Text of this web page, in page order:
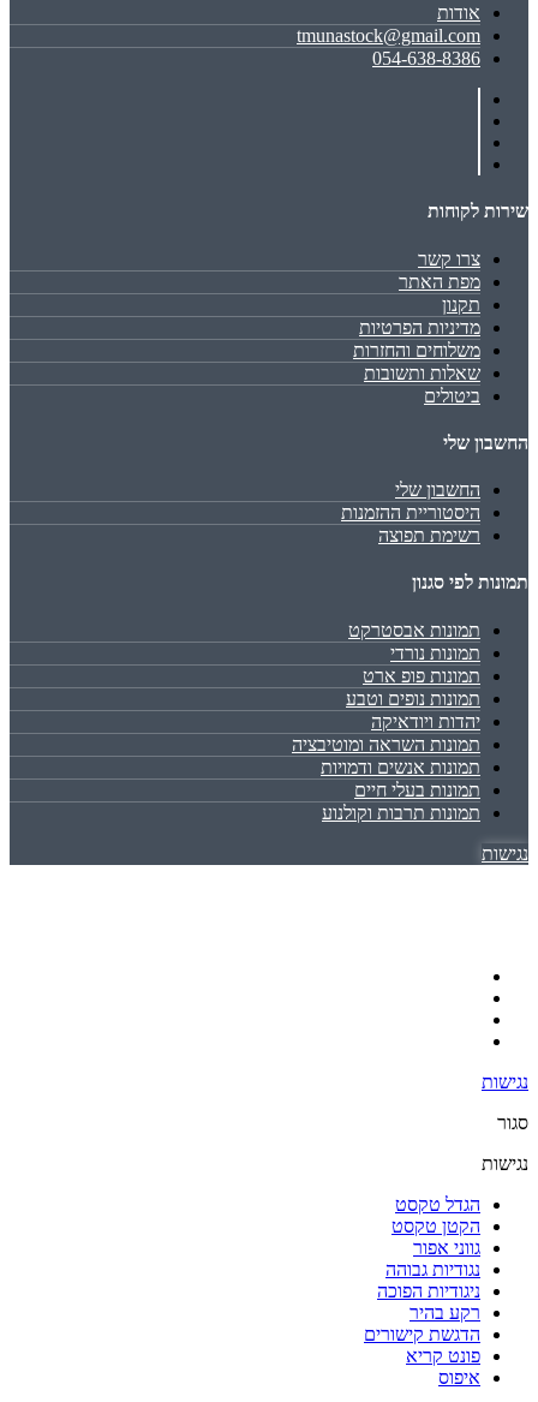
אודות
tmunastock@gmail.com
054-638-8386
שירות לקוחות
צרו קשר
מפת האתר
תקנון
מדיניות הפרטיות
משלוחים והחזרות
שאלות ותשובות
ביטולים
החשבון שלי
החשבון שלי
היסטוריית ההזמנות
רשימת תפוצה
תמונות לפי סגנון
תמונות אבסטרקט
תמונות נורדי
תמונות פופ ארט
תמונות נופים וטבע
יהדות ויודאיקה
תמונות השראה ומוטיבציה
תמונות אנשים ודמויות
תמונות בעלי חיים
תמונות תרבות וקולנוע
נגישות
נגישות
סגור
נגישות
הגדל טקסט
הקטן טקסט
גווני אפור
נגודיות גבוהה
ניגודיות הפוכה
רקע בהיר
הדגשת קישורים
פונט קריא
איפוס